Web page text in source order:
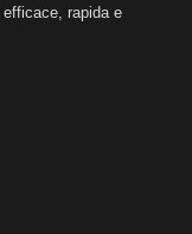
efficace, rapida e